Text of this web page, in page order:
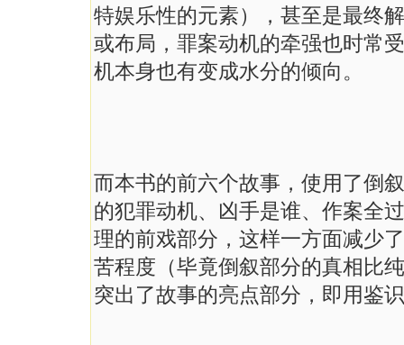
特娱乐性的元素），甚至是最终
或布局，罪案动机的牵强也时常
机本身也有变成水分的倾向。
而本书的前六个故事，使用了倒
的犯罪动机、凶手是谁、作案全
理的前戏部分，这样一方面减少
苦程度（毕竟倒叙部分的真相比
突出了故事的亮点部分，即用鉴